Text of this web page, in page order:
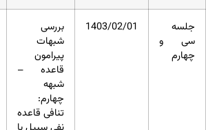
جلسه
سی و
چهارم
1403/02/01
بررسی
شبهات
پیرامون
قاعده –
شبهه
چهارم:
تنافی قاعده